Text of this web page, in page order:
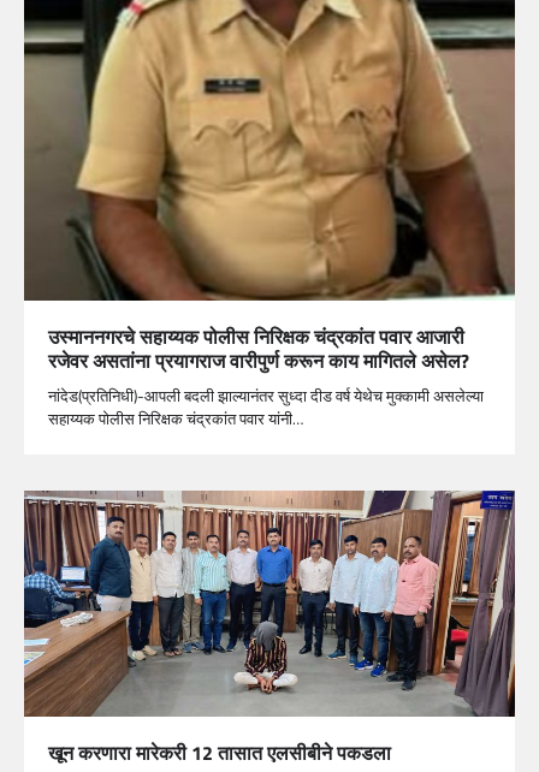
उस्माननगरचे सहाय्यक पोलीस निरिक्षक चंद्रकांत पवार आजारी
रजेवर असतांना प्रयागराज वारीपुर्ण करून काय मागितले असेल?
नांदेड(प्रतिनिधी)-आपली बदली झाल्यानंतर सुध्दा दीड वर्ष येथेच मुक्कामी असलेल्या
सहाय्यक पोलीस निरिक्षक चंद्रकांत पवार यांनी…
खून करणारा मारेकरी 12 तासात एलसीबीने पकडला